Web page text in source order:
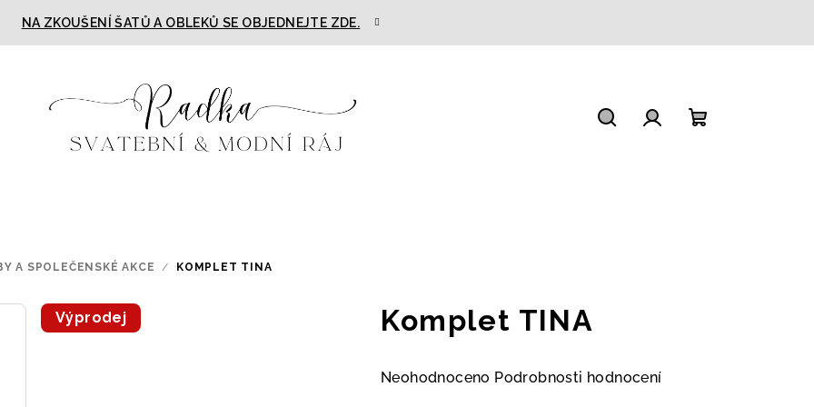
NA ZKOUŠENÍ ŠATŮ A OBLEKŮ SE OBJEDNEJTE ZDE.
A SPOLEČENSKÉ AKCE / KOMPLET TINA
Komplet TINA
Průměrné
Neohodnoceno Podrobnosti hodnocení
Výprodej